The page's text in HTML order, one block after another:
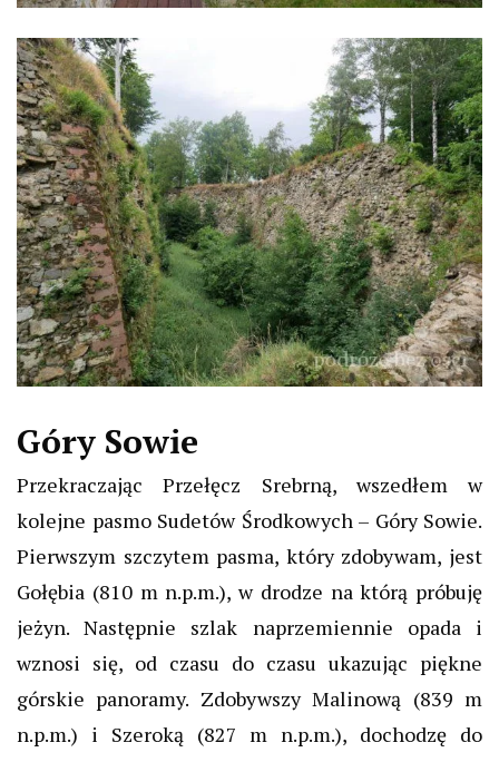
Góry Sowie
Przekraczając Przełęcz Srebrną, wszedłem w
kolejne pasmo Sudetów Środkowych – Góry Sowie.
Pierwszym szczytem pasma, który zdobywam, jest
Gołębia (810 m n.p.m.), w drodze na którą próbuję
jeżyn. Następnie szlak naprzemiennie opada i
wznosi się, od czasu do czasu ukazując piękne
górskie panoramy. Zdobywszy Malinową (839 m
n.p.m.) i Szeroką (827 m n.p.m.), dochodzę do